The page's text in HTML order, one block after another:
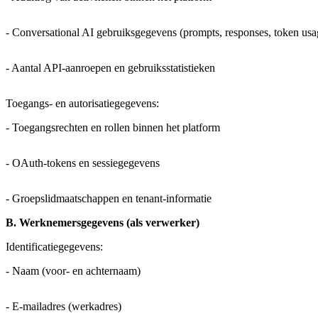
- Conversational AI gebruiksgegevens (prompts, responses, token
- Aantal API-aanroepen en gebruiksstatistieken
Toegangs- en autorisatiegegevens:
- Toegangsrechten en rollen binnen het platform
- OAuth-tokens en sessiegegevens
- Groepslidmaatschappen en tenant-informatie
B. Werknemersgegevens (als verwerker)
Identificatiegegevens:
- Naam (voor- en achternaam)
- E-mailadres (werkadres)